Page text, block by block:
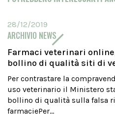
28/12/2019
ARCHIVIO NEWS
Farmaci veterinari
bollino di qualità siti di
Per contrastare la
uso veterinario il Ministero
bollino di qualità sulla falsa
farmaciePer...